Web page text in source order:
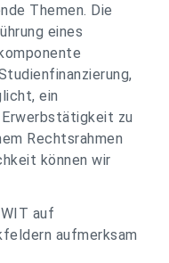
Themen. Die
eines
ein
Erwerbstätigkeit zu
Rechtsrahmen
können wir
auf
aufmerksam